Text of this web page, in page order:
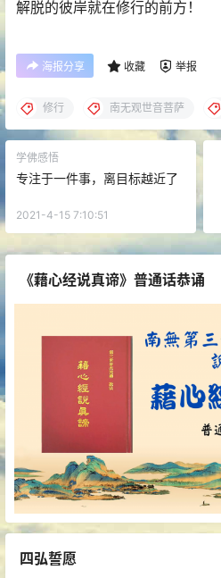
解脱的彼岸就在修行的前方！
海报分享 收藏 举报
修行 南无观世音菩萨
学佛感悟
专注于一件事，离目标越近了
2021-4-15 7:10:51
《藉心经说真谛》普通话恭诵
四弘誓愿